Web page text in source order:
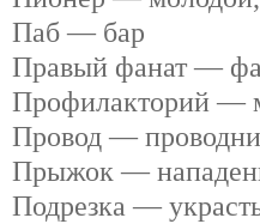
Паб — бар
Правый фанат —
Профилакторий —
Провод —
Прыжок —
Подрезка —